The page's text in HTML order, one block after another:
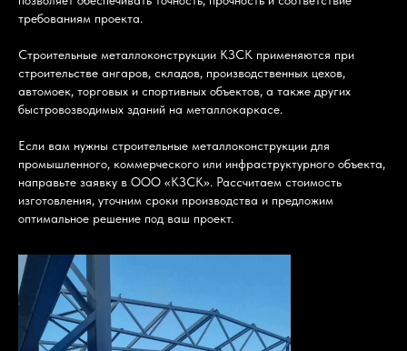
требованиям проекта.
Строительные металлоконструкции КЗСК применяются при
строительстве ангаров, складов, производственных цехов,
автомоек, торговых и спортивных объектов, а также других
быстровозводимых зданий на металлокаркасе.
Если вам нужны строительные металлоконструкции для
промышленного, коммерческого или инфраструктурного объекта,
направьте заявку в ООО «КЗСК». Рассчитаем стоимость
изготовления, уточним сроки производства и предложим
оптимальное решение под ваш проект.